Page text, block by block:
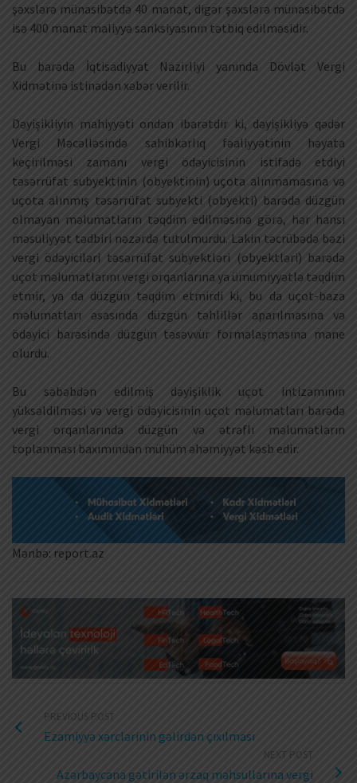
şəxslərə münasibətdə 40 manat, digər şəxslərə münasibətdə
isə 400 manat maliyyə sanksiyasının tətbiq edilməsidir.
Bu barədə İqtisadiyyat Nazirliyi yanında Dövlət Vergi
Xidmətinə istinadən xəbər verilir.
Dəyişikliyin mahiyyəti ondan ibarətdir ki, dəyişikliyə qədər
Vergi Məcəlləsində sahibkarlıq fəaliyyətinin həyata
keçirilməsi zamanı vergi ödəyicisinin istifadə etdiyi
təsərrüfat subyektinin (obyektinin) uçota alınmamasına və
uçota alınmış təsərrüfat subyekti (obyekti) barədə düzgün
olmayan məlumatların təqdim edilməsinə görə, hər hansı
məsuliyyət tədbiri nəzərdə tutulmurdu. Lakin təcrübədə bəzi
vergi ödəyiciləri təsərrüfat subyektləri (obyektləri) barədə
uçot məlumatlarını vergi orqanlarına ya ümumiyyətlə təqdim
etmir, ya da düzgün təqdim etmirdi ki, bu da uçot-baza
məlumatları əsasında düzgün təhlillər aparılmasına və
ödəyici barəsində düzgün təsəvvür formalaşmasına mane
olurdu.
Bu səbəbdən edilmiş dəyişiklik uçot intizamının
yüksəldilməsi və vergi ödəyicisinin uçot məlumatları barədə
vergi orqanlarında düzgün və ətraflı məlumatların
toplanması baxımından mühüm əhəmiyyət kəsb edir.
Mənbə: report.az
PREVIOUS POST
Ezamiyyə xərclərinin gəlirdən çıxılması
NEXT POST
Azərbaycana gətirilən ərzaq məhsullarına vergi